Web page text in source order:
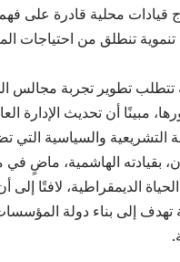
قيادات محلية قادرة على فهم
تنموية تنطلق من احتياجات
تتطلب تطوير تجربة مجالس
مبينًا أن تحديث الإدارة
التشريعية والسياسية التي
بقيادته الهاشمية،
الديمقراطية، لافتًا
إلى بناء دولة